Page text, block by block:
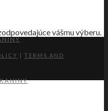
vášmu výberu.
| TERMS AND